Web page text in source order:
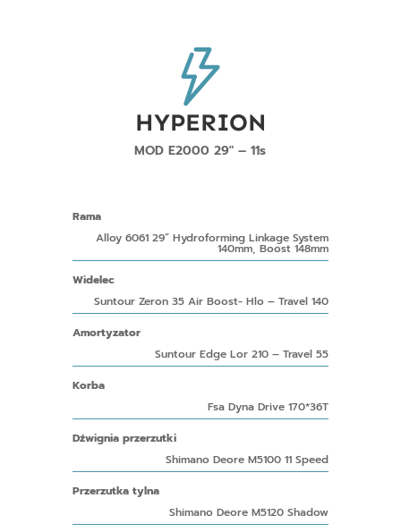
HYPERION
MOD E2000 29″ – 11s
Rama
Alloy 606129” Hydroforming Linkage System
140mm, Boost 148mm
Widelec
Suntour Zeron 35 Air Boost- Hlo – Travel 140
Amortyzator
Suntour Edge Lor 210 – Travel 55
Korba
Fsa Dyna Drive 170*36T
Dźwignia przerzutki
Shimano Deore M5100 11 Speed
Przerzutka tylna
Shimano Deore M5120 Shadow